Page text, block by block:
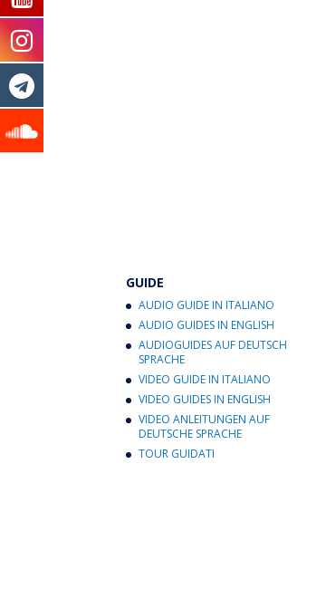
GUIDE
AUDIO GUIDE IN ITALIANO
AUDIO GUIDES IN ENGLISH
AUDIOGUIDES AUF DEUTSCH
SPRACHE
VIDEO GUIDE IN ITALIANO
VIDEO GUIDES IN ENGLISH
VIDEO ANLEITUNGEN AUF
DEUTSCHE SPRACHE
TOUR GUIDATI